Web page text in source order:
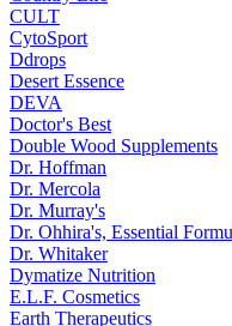
CULT
CytoSport
Ddrops
Desert Essence
DEVA
Doctor's Best
Double Wood Supplements
Dr. Hoffman
Dr. Mercola
Dr. Murray's
Dr. Ohhira's, Essential
Dr. Whitaker
Dymatize Nutrition
E.L.F. Cosmetics
Earth Therapeutics